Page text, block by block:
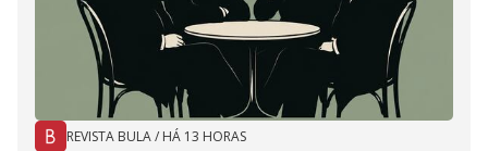
REVISTA BULA/ HÁ 13 HORAS